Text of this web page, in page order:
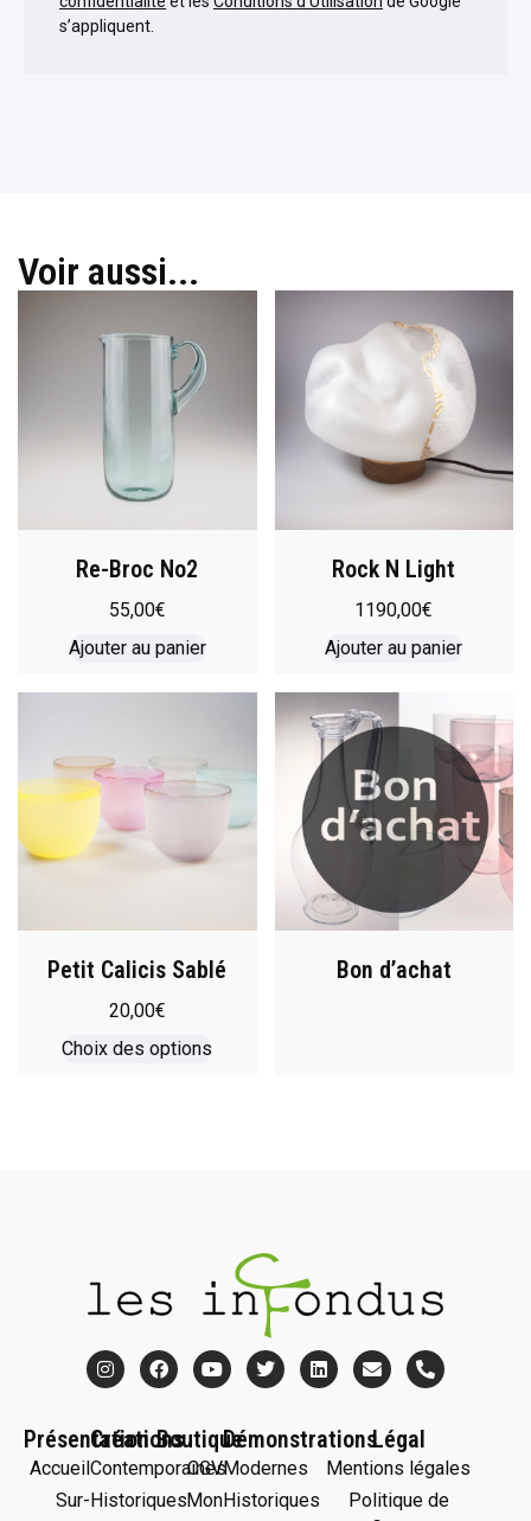
s’appliquent.
Voir aussi...
Re-Broc No2
55,00€
Ajouter au panier
Rock N Light
1190,00€
Ajouter au panier
Petit Calicis Sablé
20,00€
Choix des options
Bon d’achat
Présentation
Accueil
Sur-
Créations
Contemporaines
Historiques
Démonstrations
Modernes
Historiques
Boutique
CGV
Mon
Légal
Mentions légales
Politique de